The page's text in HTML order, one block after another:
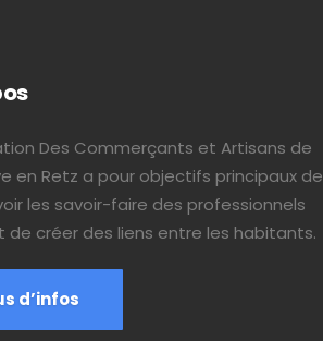
Des Commerçants et Artisans de
en Retz a pour objectifs principaux de
les savoir-faire des professionnels
de créer des liens entre les habitants.
d’infos